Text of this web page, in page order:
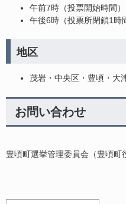
午前7時（投票開始時間）
午後6時（投票所閉鎖1時
地区
茂岩・中央区・豊頃・大
お問い合わせ
豊頃町選挙管理委員会（豊頃